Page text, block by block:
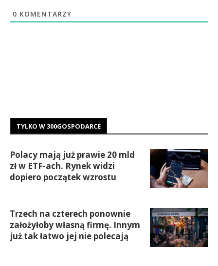
0 KOMENTARZY
TYLKO W 300GOSPODARCE
Polacy mają już prawie 20 mld
zł w ETF-ach. Rynek widzi
dopiero początek wzrostu
Trzech na czterech ponownie
założyłoby własną firmę. Innym
już tak łatwo jej nie polecają